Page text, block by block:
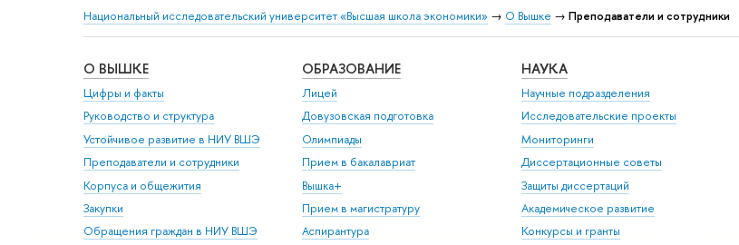
Национальный исследовательский университет «Высшая школа экономики» → О Вышке → Преподаватели и сотрудники
О ВЫШКЕ
Цифры и факты
Руководство и структура
Устойчивое развитие в НИУ ВШЭ
Преподаватели и сотрудники
Корпуса и общежития
Закупки
Обращения граждан в НИУ ВШЭ
ОБРАЗОВАНИЕ
Лицей
Довузовская подготовка
Олимпиады
Прием в бакалавриат
Вышка+
Прием в магистратуру
Аспирантура
НАУКА
Научные подразделения
Исследовательские проекты
Мониторинги
Диссертационные советы
Защиты диссертаций
Академическое развитие
Конкурсы и гранты